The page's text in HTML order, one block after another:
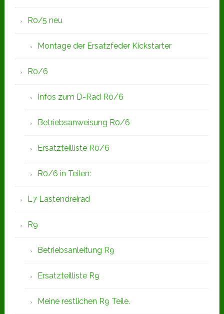
R0/5 neu
Montage der Ersatzfeder Kickstarter
R0/6
Infos zum D-Rad R0/6
Betriebsanweisung R0/6
Ersatzteilliste R0/6
R0/6 in Teilen:
L7 Lastendreirad
R9
Betriebsanleitung R9
Ersatzteilliste R9
Meine restlichen R9 Teile.